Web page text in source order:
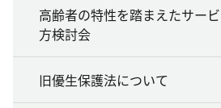
高齢者の特性を踏まえたサー
方検討会
旧優生保護法について